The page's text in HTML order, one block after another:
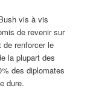
vis à vis
de revenir sur
renforcer le
la plupart des
des diplomates
dure.